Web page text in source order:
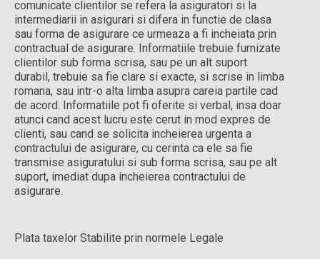
comunicate clientilor se refera la asiguratori si la
intermediarii in asigurari si difera in functie de clasa
sau forma de asigurare ce urmeaza a fi incheiata prin
contractual de asigurare. Informatiile trebuie furnizate
clientilor sub forma scrisa, sau pe un alt suport
durabil, trebuie sa fie clare si exacte, si scrise in limba
romana, sau intr-o alta limba asupra careia partile cad
de acord. Informatiile pot fi oferite si verbal, insa doar
atunci cand acest lucru este cerut in mod expres de
clienti, sau cand se solicita incheierea urgenta a
contractului de asigurare, cu cerinta ca ele sa fie
transmise asiguratului si sub forma scrisa, sau pe alt
suport, imediat dupa incheierea contractului de
asigurare.
Plata taxelor Stabilite prin normele Legale